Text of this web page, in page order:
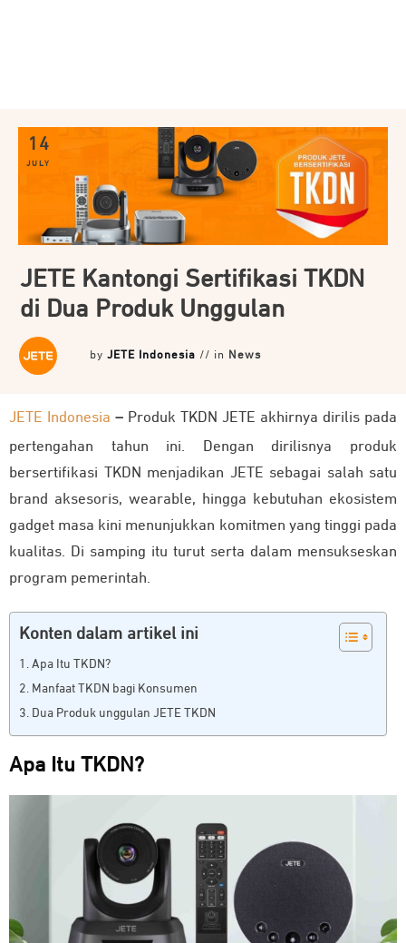
14
JULY
JETE Kantongi Sertifikasi TKDN
di Dua Produk Unggulan
by JETE Indonesia // in News
JETE Indonesia – Produk TKDN JETE akhirnya dirilis pada
pertengahan tahun ini. Dengan dirilisnya produk
bersertifikasi TKDN menjadikan JETE sebagai salah satu
brand aksesoris, wearable, hingga kebutuhan ekosistem
gadget masa kini menunjukkan komitmen yang tinggi pada
kualitas. Di samping itu turut serta dalam mensukseskan
program pemerintah.
Konten dalam artikel ini
Apa Itu TKDN?
Manfaat TKDN bagi Konsumen
Dua Produk unggulan JETE TKDN
Apa Itu TKDN?